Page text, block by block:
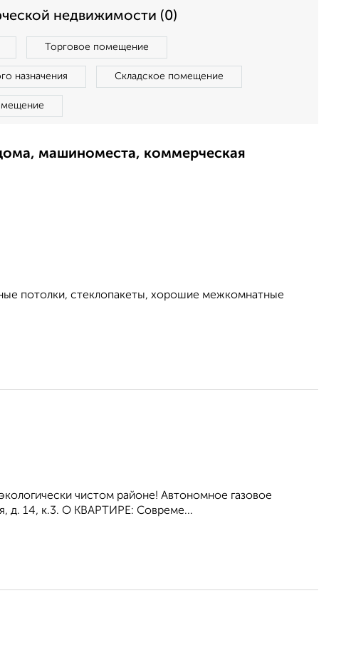
недвижимости (0)
Торговое помещение
назначения Складское помещение
машиноместа, коммерческая
потолки, стеклопакеты, хорошие межкомнатные
чистом районе! Автономное газовое
д. 14, к.3. O КBAPТИPE: Совреме...